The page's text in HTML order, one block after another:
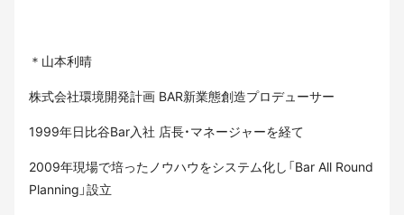
＊山本利晴
株式会社環境開発計画 BAR新業態創造プロデューサー
1999年日比谷Bar入社 店長・マネージャーを経て
2009年現場で培ったノウハウをシステム化し「Bar All Round
Planning」設立